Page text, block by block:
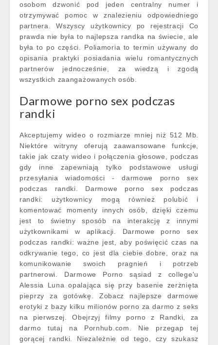
osobom dzwonić pod jeden centralny numer i
otrzymywać pomoc w znalezieniu odpowiedniego
partnera. Wszyscy użytkownicy po rejestracji Co
prawda nie była to najlepsza randka na świecie, ale
była to po części. Poliamoria to termin używany do
opisania praktyki posiadania wielu romantycznych
partnerów jednocześnie, za wiedzą i zgodą
wszystkich zaangażowanych osób.
Darmowe porno sex podczas
randki
Akceptujemy wideo o rozmiarze mniej niż 512 Mb.
Niektóre witryny oferują zaawansowane funkcje,
takie jak czaty wideo i połączenia głosowe, podczas
gdy inne zapewniają tylko podstawowe usługi
przesyłania wiadomości - darmowe porno sex
podczas randki. Darmowe porno sex podczas
randki: użytkownicy mogą również polubić i
komentować momenty innych osób, dzięki czemu
jest to świetny sposób na interakcję z innymi
użytkownikami w aplikacji. Darmowe porno sex
podczas randki: ważne jest, aby poświęcić czas na
odkrywanie tego, co jest dla ciebie dobre, oraz na
komunikowanie swoich pragnień i potrzeb
partnerowi. Darmowe Porno sąsiad z college'u
Alessia Luna opalająca się przy basenie zerżnięta
pieprzy za gotówkę. Zobacz najlepsze darmowe
erotyki z bazy kilku milionów porno za darmo z seks
na pierwszej. Obejrzyj filmy porno z Randki, za
darmo tutaj na Pornhub.com. Nie przegap tej
gorącej randki. Niezależnie od tego, czy szukasz